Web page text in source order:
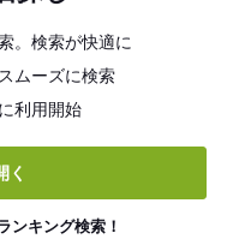
。検索が快適に
ムーズに検索
利用開始
く
ンキング検索！